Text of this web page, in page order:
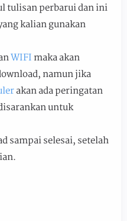
tulisan perbarui dan ini
kalian gunakan
WIFI maka akan
namun jika
akan ada peringatan
untuk
sampai selesai, setelah